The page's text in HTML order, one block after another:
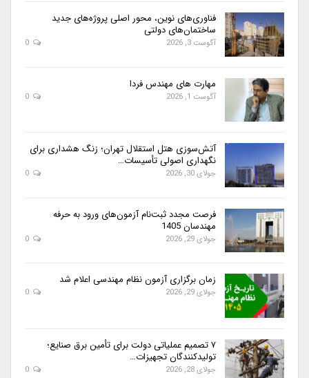
فناوری‌های نوین، محور اصلی پروژه‌های جدید
ساختمان‌های دولتی
آگوست 3, 2026
مهارت های مهندس فردا
آگوست 1, 2026
آتش‌سوزی هتل استقلال تهران؛ زنگ هشداری برای
نگهداری اصولی تأسیسات…
جولای 30, 2026
فرصت مجدد ثبت‌نام آزمون‌های ورود به حرفه
مهندسان 1405
جولای 29, 2026
زمان برگزاری آزمون نظام مهندسی اعلام شد
جولای 29, 2026
۷ تصمیم عملیاتی دولت برای تأمین برق صنایع؛
تولیدکنندگان تجهیزات…
جولای 28, 2026